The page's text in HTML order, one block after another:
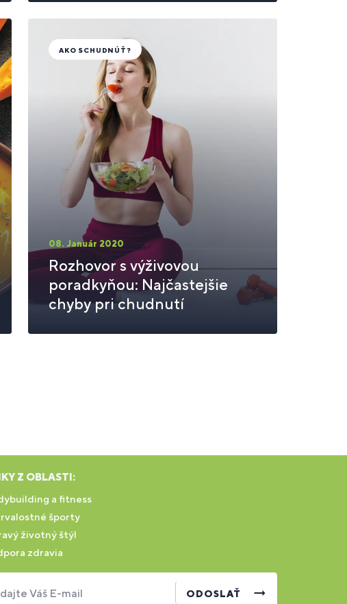
08. Január 2020
Rozhovor s výživovou
poradkyňou: Najčastejšie
chyby pri chudnutí
AKO SCHUDNÚŤ?
Z OBLASTI:
a fitness
športy
životný štýl
zdravia
Váš E-mail ODOSLAŤ